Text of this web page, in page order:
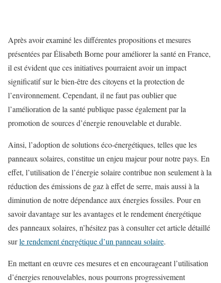
Après avoir examiné les différentes propositions et mesures
présentées par Élisabeth Borne pour améliorer la santé en France,
il est évident que ces initiatives pourraient avoir un impact
significatif sur le bien-être des citoyens et la protection de
l’environnement. Cependant, il ne faut pas oublier que
l’amélioration de la santé publique passe également par la
promotion de sources d’énergie renouvelable et durable.
Ainsi, l’adoption de solutions éco-énergétiques, telles que les
panneaux solaires, constitue un enjeu majeur pour notre pays. En
effet, l’utilisation de l’énergie solaire contribue non seulement à la
réduction des émissions de gaz à effet de serre, mais aussi à la
diminution de notre dépendance aux énergies fossiles. Pour en
savoir davantage sur les avantages et le rendement énergétique
des panneaux solaires, n’hésitez pas à consulter cet article détaillé
surle rendement énergétique d’un panneau solaire.
En mettant en œuvre ces mesures et en encourageant l’utilisation
d’énergies renouvelables, nous pourrons progressivement